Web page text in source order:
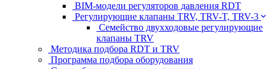
BIM-модели регуляторов давления RDT
Регулирующие клапаны TRV, TRV-T, TRV-3
Семейство двухходовые регулирующие
клапаны TRV
Методика подбора RDT и TRV
Программа подбора оборудования